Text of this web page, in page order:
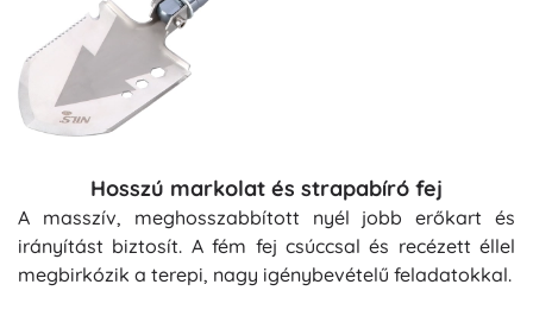
Hosszú markolat és strapabíró fej
A masszív, meghosszabbított nyél jobb erőkart és
irányítást biztosít. A fém fej csúccsal és recézett éllel
megbirkózik a terepi, nagy igénybevételű feladatokkal.